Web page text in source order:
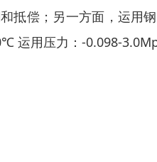
抵偿；另一方面，运用
运用压力：-0.098-